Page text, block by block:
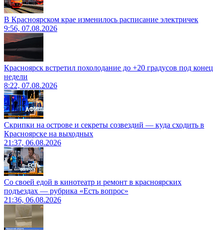
В Красноярском крае изменилось расписание электричек
9:56, 07.08.2026
Красноярск встретил похолодание до +20 градусов под конец
недели
8:22, 07.08.2026
Скрипки на острове и секреты созвездий — куда сходить в
Красноярске на выходных
21:37, 06.08.2026
Со своей едой в кинотеатр и ремонт в красноярских
подъездах — рубрика «Есть вопрос»
21:36, 06.08.2026